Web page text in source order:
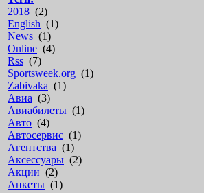
2018 (2)
English (1)
News (1)
Online (4)
Rss (7)
Sportsweek.org (1)
Zabivaka (1)
Авиа (3)
Авиабилеты (1)
Авто (4)
Автосервис (1)
Агентства (1)
Аксессуары (2)
Акции (2)
Анкеты (1)